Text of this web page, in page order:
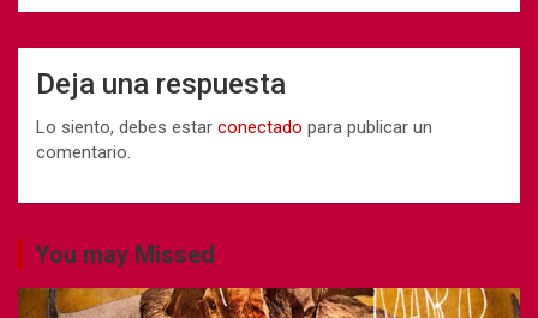
Deja una respuesta
Lo siento, debes estar conectado para publicar un
comentario.
You may Missed